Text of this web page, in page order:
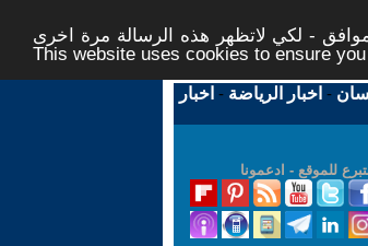
- لكي لاتظهر هذه الرسالة مرة اخرى -
This website uses cookies to ensure
- اخبار الرياضة - اخبار
للموقع - ادعمونا